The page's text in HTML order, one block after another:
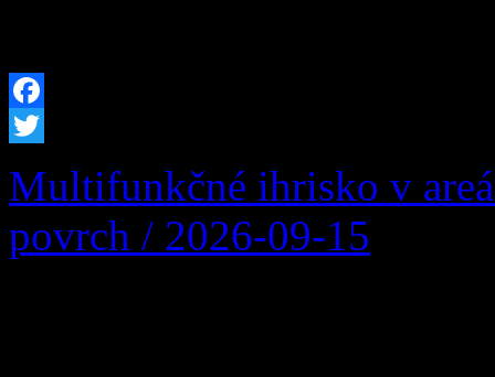
Facebook
Multifunkčné ihrisko v
povrch / 2026-09-15